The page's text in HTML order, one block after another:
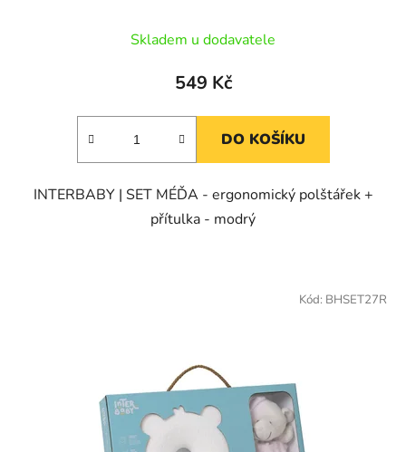
Skladem u dodavatele
549 Kč
DO KOŠÍKU
INTERBABY | SET MÉĎA - ergonomický polštářek +
přítulka - modrý
Kód: BHSET27R